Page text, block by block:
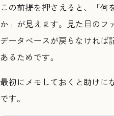
この前提を押さえると、「何
か」が見えます。見た目のフ
データベースが戻らなければ
あるためです。
最初にメモしておくと助けに
です。